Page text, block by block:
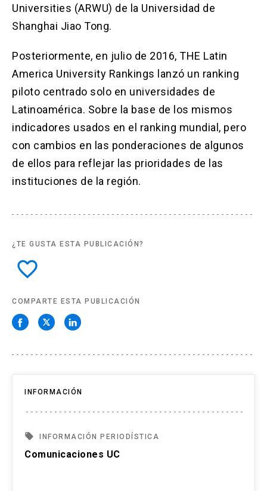
Universities (ARWU) de la Universidad de
Shanghai Jiao Tong.
Posteriormente, en julio de 2016, THE Latin
America University Rankings lanzó un ranking
piloto centrado solo en universidades de
Latinoamérica. Sobre la base de los mismos
indicadores usados en el ranking mundial, pero
con cambios en las ponderaciones de algunos
de ellos para reflejar las prioridades de las
instituciones de la región.
¿TE GUSTA ESTA PUBLICACIÓN?
favorite_border
COMPARTE ESTA PUBLICACIÓN
INFORMACIÓN
local_offer INFORMACIÓN PERIODÍSTICA
Comunicaciones UC